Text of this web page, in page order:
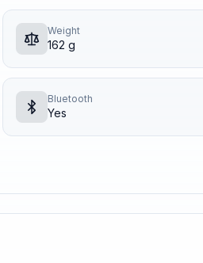
Weight
162 g
Bluetooth
Yes